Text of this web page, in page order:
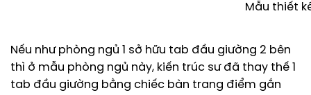
Mẫu thiết
Nếu như phòng ngủ 1 sở hữu tab đầu giường 2 bên
thì ở mẫu phòng ngủ này, kiến trúc sư đã thay thế 1
tab đầu giường bằng chiếc bàn trang điểm gắn